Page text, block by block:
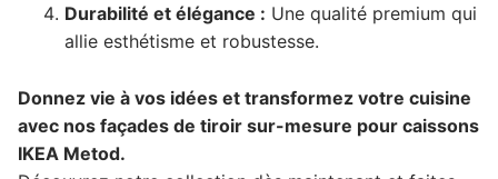
Durabilité et élégance : Une qualité premium qui
allie esthétisme et robustesse.
Donnez vie à vos idées et transformez votre cuisine
avec nos façades de tiroir sur-mesure pour caissons
IKEA Metod.